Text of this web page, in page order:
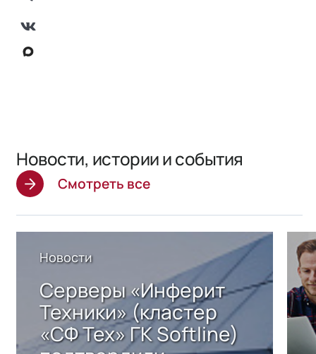
Новости, истории и события
Смотреть все
Новости
Серверы «Инферит
Техники» (кластер
«СФ Тех» ГК Softline)